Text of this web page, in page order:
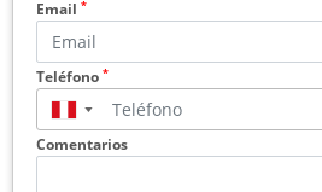
Email *
Teléfono *
▼
Comentarios